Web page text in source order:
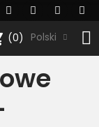
(0) Polski